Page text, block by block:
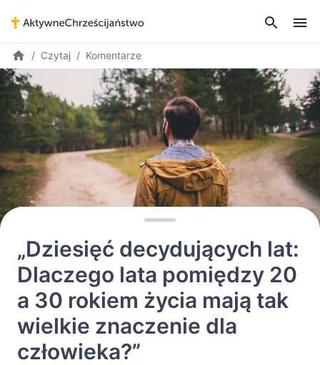
Czytaj Komentarze
„Dziesięć decydujących lat:
Dlaczego lata pomiędzy 20
a 30 rokiem życia mają tak
wielkie znaczenie dla
człowieka?”